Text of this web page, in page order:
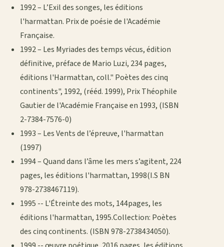
1992 – L’Exil des songes, les éditions
l'harmattan. Prix de poésie de l'Académie
Française.
1992 – Les Myriades des temps vécus, édition
définitive, préface de Mario Luzi, 234 pages,
éditions l'Harmattan, coll." Poètes des cinq
continents", 1992, (rééd. 1999), Prix Théophile
Gautier de l'Académie Française en 1993, (ISBN
2-7384-7576-0)
1993 – Les Vents de l’épreuve, l'harmattan
(1997)
1994 – Quand dans l’âme les mers s’agitent, 224
pages, les éditions l'harmattan, 1998(I.S BN
978-2738467119).
1995 -- L'Étreinte des mots, 144pages, les
éditions l'harmattan, 1995.Collection: Poètes
des cinq continents. (ISBN 978-2738434050).